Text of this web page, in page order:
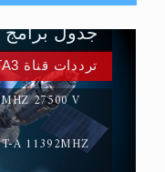
حقيقة المسيح
ترددات قناة MTA3 العربية:
27500 V
A 11392MHZ
جدول برامج MTA3